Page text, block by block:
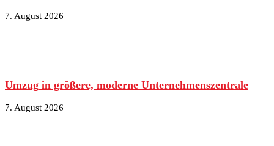
7. August 2026
Umzug in größere, moderne Unternehmenszentrale
7. August 2026